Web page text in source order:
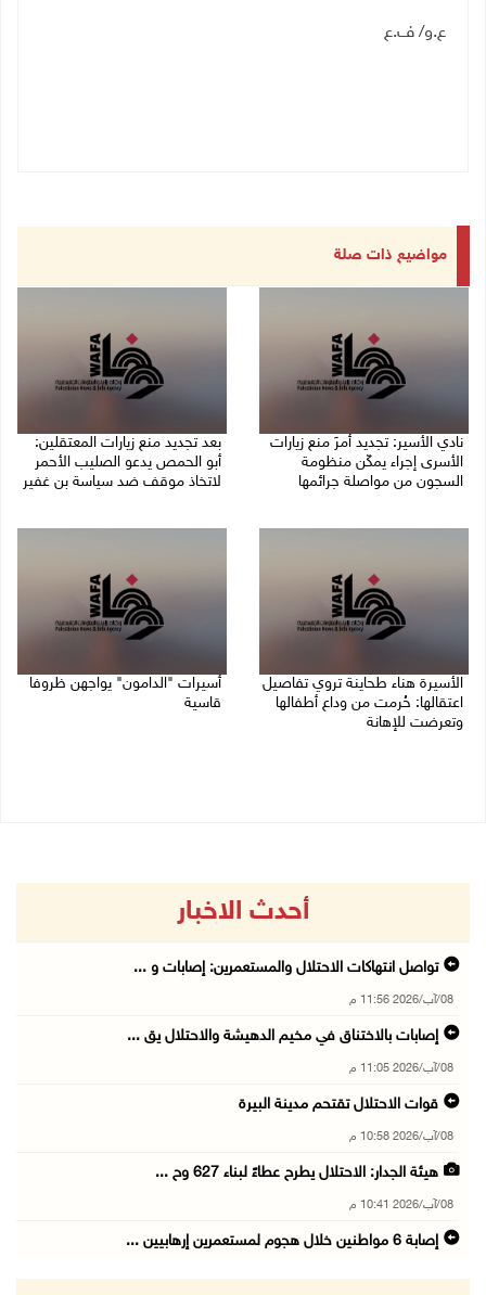
ع.و/ ف.ع
مواضيع ذات صلة
نادي الأسير: تجديد أمرَ منع زيارات
الأسرى إجراء يمكّن منظومة
السجون من مواصلة جرائمها
بعد تجديد منع زيارات المعتقلين:
أبو الحمص يدعو الصليب الأحمر
لاتخاذ موقف ضد سياسة بن غفير
الأسيرة هناء طحاينة تروي تفاصيل
اعتقالها: حُرمت من وداع أطفالها
وتعرضت للإهانة
أسيرات "الدامون" يواجهن ظروفا
قاسية
أحدث الاخبار
تواصل انتهاكات الاحتلال والمستعمرين: إصابات و ...
08/آب/2026 11:56 م
إصابات بالاختناق في مخيم الدهيشة والاحتلال يق ...
08/آب/2026 11:05 م
قوات الاحتلال تقتحم مدينة البيرة
08/آب/2026 10:58 م
هيئة الجدار: الاحتلال يطرح عطاءً لبناء 627 وح ...
08/آب/2026 10:41 م
إصابة 6 مواطنين خلال هجوم لمستعمرين إرهابيين ...